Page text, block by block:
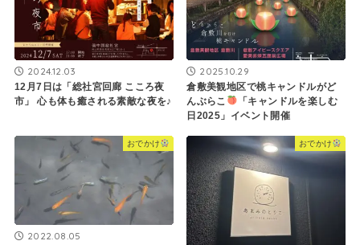
2024.12.03
12月7日は「総社宮回廊 こころ夜
市」 心も体も癒される素敵な夜を♪
2025.10.29
倉敷美観地区で桃キャンドルがど
んぶらこ
「キャンドルを楽しむ
日2025」イベント開催
おでかけ
2022.08.05
おでかけ